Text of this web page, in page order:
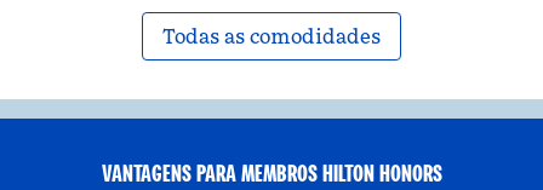
Todas as comodidades
VANTAGENS PARA MEMBROS HILTON HONORS